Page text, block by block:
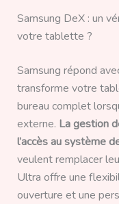
Samsung DeX : un
votre tablette ?
Samsung répond
transforme votre
bureau complet
externe. La gestion
l’accès au système
veulent remplacer
Ultra offre une
ouverture et une